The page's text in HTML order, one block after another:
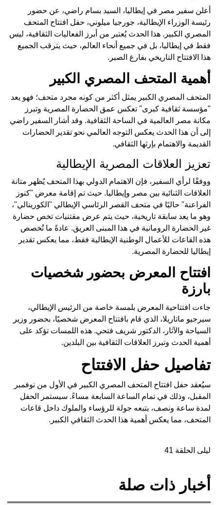
أعلن سفير مصر في إيطاليا، السيد بسام راضي، عن حضور
رئيسة الوزراء الإيطالية، جورجيا ميلوني، حفل افتتاح المتحف
المصري الكبير. هذا الحدث يُعتبر من أبرز الفعاليات الثقافية، ليس
فقط في إيطاليا، بل في جميع أنحاء العالم، حيث يترقب الجميع
هذا الافتتاح التاريخي بفارغ الصبر.
أهمية المتحف المصري الكبير
المتحف المصري الكبير يمثل أكثر من كونه مجرد متحف؛ فهو يعد
"مؤسسة ثقافية كبرى" تعكس عمق الحضارة المصرية وتبرز
مكانة مصر العالمية في الساحة الثقافية. وقد أشار السفير راضي
إلى أن هذا الحدث يعكس التوجه العالمي نحو تقدير الحضارات
القديمة والاهتمام بإرثها الثقافي.
تعزيز العلاقات المصرية الإيطالية
ووفقًا لرأي السفير، فإن الاهتمام الدولي بهذا المتحف يُظهر متانة
العلاقات الثنائية بين مصر وإيطاليا. حيث تم إقامة معرض "كنوز
الفراعنة" حاليًا في متحف القصر الرئاسي الإيطالي "الكورينالي"،
وهو ما يعد سابقة تاريخية، حيث يتم عرض مقتنيات تخص حضارة
غير الحضارة الرومانية في هذا المبنى العريق. عادةً ما تُخصص
هذه القاعات للأعمال الوطنية الإيطالية فقط، مما يعكس تقدير
إيطاليا للحضارة المصرية.
افتتاح المعرض بحضور شخصيات
بارزة
جاءت افتتاحية المعرض بلمسة خاصة من الرئيس الإيطالي،
سيرجيو ماتاريلا، الذي قام بافتتاح المعرض شخصيًا، بحضور وزير
السياحة والآثار، الدكتور شريف فتحي. هذه اللمسات تؤكد على
أهمية الحدث وتبرز العلاقات الثقافية بين البلدين.
تفاصيل حفل الافتتاح
سيُعقد حفل افتتاح المتحف المصري الكبير في الأول من نوفمبر
المقبل، وذلك في تمام الساعة السابعة مساءً. سيستمر الحفل
لمدة ساعة ونصف، يتبعه جولة للرؤساء والملوك داخل قاعات
المتحف، مما يعكس أهمية هذا الحدث الثقافي الكبير.
ليلى الحلقة 41
أخبار ذات صلة